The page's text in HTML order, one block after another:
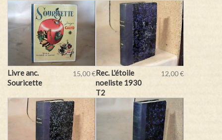
Livre anc.
Souricette
15,00 €Rec. L'étoile
noeliste 1930
T2
12,00 €